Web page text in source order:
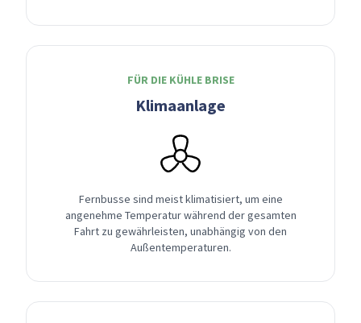
FÜR DIE KÜHLE BRISE
Klimaanlage
Fernbusse sind meist klimatisiert, um eine
angenehme Temperatur während der gesamten
Fahrt zu gewährleisten, unabhängig von den
Außentemperaturen.